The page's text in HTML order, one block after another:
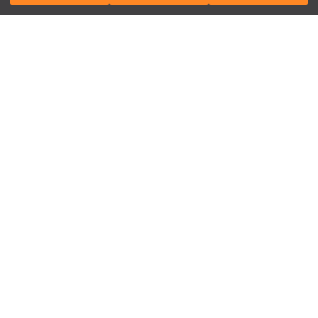
AĞARTICI KULLANMAYINIZ